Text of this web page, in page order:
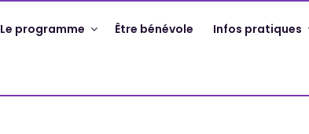
Le programme Être bénévole Infos pratiques